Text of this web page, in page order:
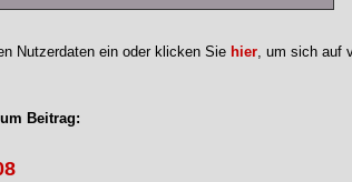
Nutzerdaten ein oder klicken Sie hier, um sich auf
Beitrag: